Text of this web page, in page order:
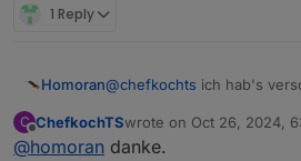
1 Reply
Homoran@chefkochts ich hab's
Aber code-tags musst du
C
Offline
ChefkochTSwrote on Oct 26, 2024,
last edited by
@homoran danke.